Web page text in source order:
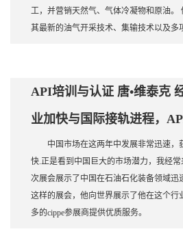
工，并营销天然气、气体冷凝物和原油。
其最新的油气开采技术、集输技术以及多
API培训与认证 唐•维泰克
业加快与国际接轨进程，
中国市场在这两年中发展非常迅速，
快.正是看到中国巨大的市场潜力，我经
次展会展示了中国在石油石化装备领域迅
这样的展会，他向世界展示了他在这个行
多的cippe参展商提供优质服务。